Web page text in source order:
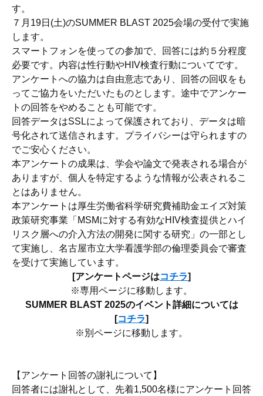
す。
７月19日(土)のSUMMER BLAST 2025会場の受付で実施
します。
スマートフォンを使っての参加で、回答には約５分程度
必要です。内容は性行動やHIV検査行動についてです。
アンケートへの協力は自由意志であり、回答の回収をも
ってご協力をいただいたものとします。途中でアンケー
トの回答をやめることも可能です。
回答データはSSLによって保護されており、データは暗
号化されて送信されます。プライバシーは守られますの
でご安心ください。
本アンケートの成果は、学会や論文で発表される場合が
ありますが、個人を特定するような情報が公表されるこ
とはありません。
本アンケートは厚生労働省科学研究費補助金エイズ対策
政策研究事業「MSMに対する有効なHIV検査提供とハイ
リスク層への介入方法の開発に関する研究」の一部とし
て実施し、名古屋市立大学看護学部の倫理委員会で審査
を受けて実施しています。
[アンケートページはコチラ]
※専用ページに移動します。
SUMMER BLAST 2025のイベント詳細については
[コチラ]
※別ページに移動します。
【アンケート回答の謝礼について】
回答者には謝礼として、先着1,500名様にアンケート回答